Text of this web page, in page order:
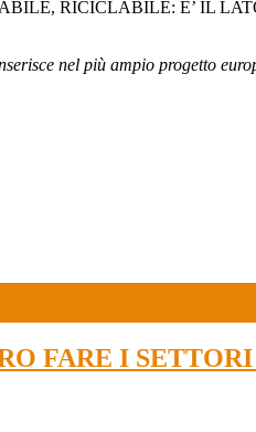
RICICLABILE: E’ IL
nel più ampio progetto
FARE I